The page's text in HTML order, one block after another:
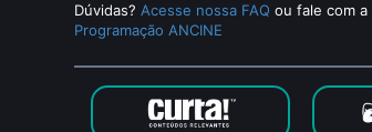
Dúvidas? Acesse nossa FAQ ou fale com a
Programação ANCINE